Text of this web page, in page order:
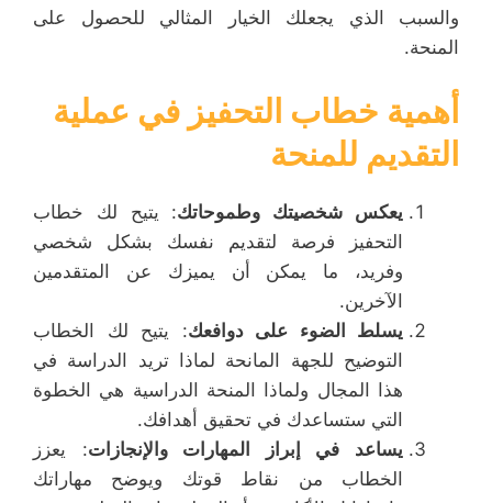
والسبب الذي يجعلك الخيار المثالي للحصول على
المنحة.
أهمية خطاب التحفيز في عملية
التقديم للمنحة
يعكس شخصيتك وطموحاتك: يتيح لك خطاب
التحفيز فرصة لتقديم نفسك بشكل شخصي
وفريد، ما يمكن أن يميزك عن المتقدمين
الآخرين.
يسلط الضوء على دوافعك: يتيح لك الخطاب
التوضيح للجهة المانحة لماذا تريد الدراسة في
هذا المجال ولماذا المنحة الدراسية هي الخطوة
التي ستساعدك في تحقيق أهدافك.
يساعد في إبراز المهارات والإنجازات: يعزز
الخطاب من نقاط قوتك ويوضح مهاراتك